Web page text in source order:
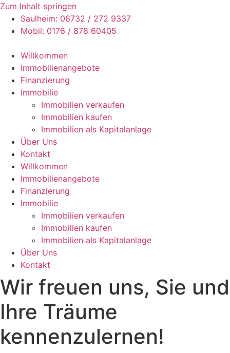
Zum Inhalt springen
Saulheim: 06732 / 272 9337
Mobil: 0176 / 878 60405
Willkommen
Immobilienangebote
Finanzierung
Immobilie
Immobilien verkaufen
Immobilien kaufen
Immobilien als Kapitalanlage
Über Uns
Kontakt
Willkommen
Immobilienangebote
Finanzierung
Immobilie
Immobilien verkaufen
Immobilien kaufen
Immobilien als Kapitalanlage
Über Uns
Kontakt
Wir freuen uns, Sie und
Ihre Träume
kennenzulernen!